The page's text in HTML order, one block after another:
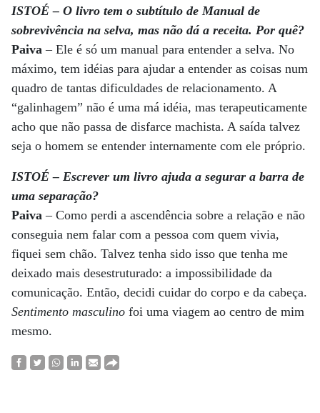
ISTOÉ – O livro tem o subtítulo de Manual de
sobrevivência na selva, mas não dá a receita. Por quê?
Paiva – Ele é só um manual para entender a selva. No
máximo, tem idéias para ajudar a entender as coisas num
quadro de tantas dificuldades de relacionamento. A
“galinhagem” não é uma má idéia, mas terapeuticamente
acho que não passa de disfarce machista. A saída talvez
seja o homem se entender internamente com ele próprio.
ISTOÉ – Escrever um livro ajuda a segurar a barra de
uma separação?
Paiva – Como perdi a ascendência sobre a relação e não
conseguia nem falar com a pessoa com quem vivia,
fiquei sem chão. Talvez tenha sido isso que tenha me
deixado mais desestruturado: a impossibilidade da
comunicação. Então, decidi cuidar do corpo e da cabeça.
Sentimento masculino foi uma viagem ao centro de mim
mesmo.